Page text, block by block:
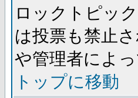
ロックトピッ
は投票も禁止
や管理者によ
トップに移動